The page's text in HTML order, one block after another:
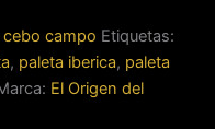
cebo campo Etiquetas:
, paleta iberica, paleta
El Origen del